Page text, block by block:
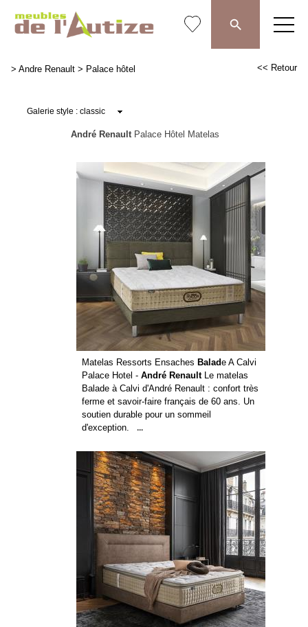
> Andre Renault > Palace hôtel << Retour
André RenaultPalace Hôtel Matelas
Matelas Ressorts Ensaches Balade A Calvi
Palace Hotel - André RenaultLe matelas
Balade à Calvi d'André Renault : confort très
ferme et savoir-faire français de 60 ans. Un
soutien durable pour un sommeil
d'exception.
...